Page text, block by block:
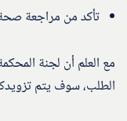
تأكد من مراجعة صحة
مع العلم أن لجنة
الطلب، سوف يتم